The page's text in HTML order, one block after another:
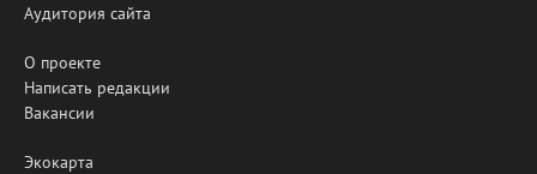
Аудитория сайта
О проекте
Написать редакции
Вакансии
Экокарта